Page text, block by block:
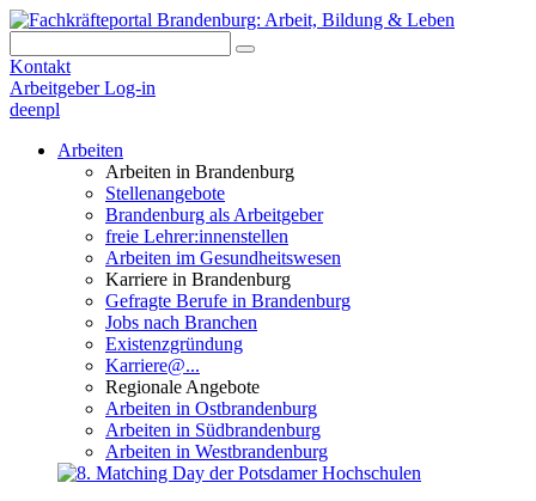
Kontakt
Arbeitgeber Log-in
deenpl
Arbeiten
Arbeiten in Brandenburg
Stellenangebote
Brandenburg als Arbeitgeber
freie Lehrer:innenstellen
Arbeiten im Gesundheitswesen
Karriere in Brandenburg
Gefragte Berufe in Brandenburg
Jobs nach Branchen
Existenzgründung
Karriere@...
Regionale Angebote
Arbeiten in Ostbrandenburg
Arbeiten in Südbrandenburg
Arbeiten in Westbrandenburg